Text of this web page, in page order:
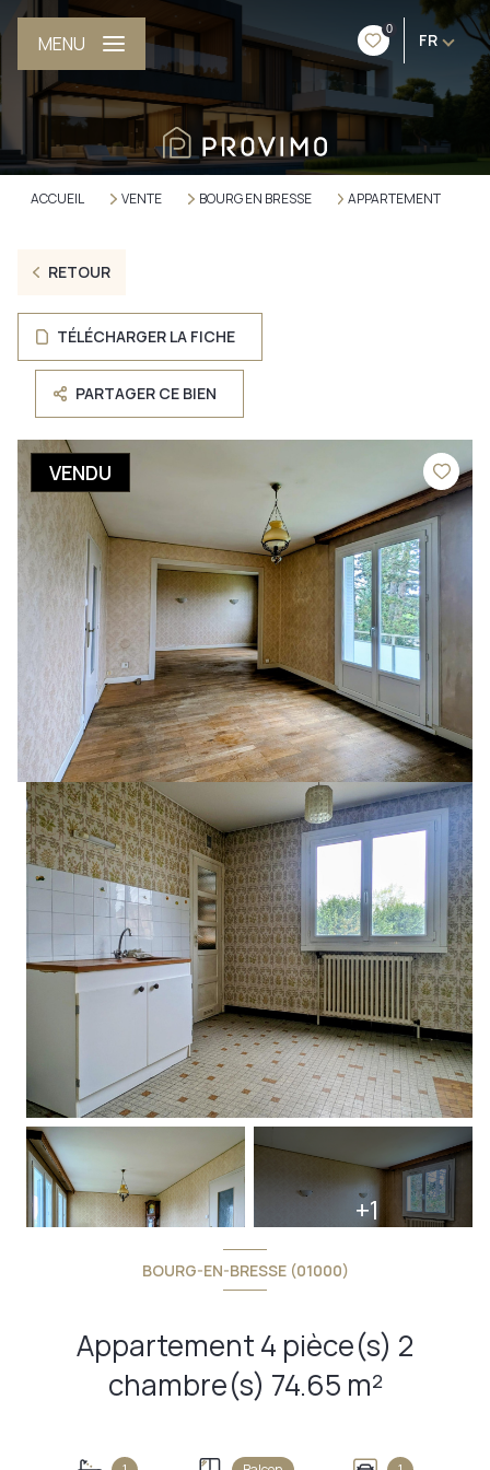
0
FR
MENU
ACCUEIL VENTE BOURG EN BRESSE APPARTEMENT
RETOUR
TÉLÉCHARGER LA FICHE
PARTAGER CE BIEN
VENDU
+1
BOURG-EN-BRESSE (01000)
Appartement 4 pièce(s) 2
chambre(s) 74.65 m²